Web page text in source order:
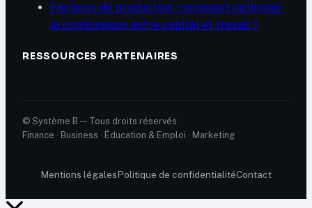
Facteurs de production : comment optimiser
la combinaison entre capital et travail ?
RESSOURCES PARTENAIRES
© Système B — Tous droits réservés
Finance · Business · Éducation & Emploi · Marketing
Mentions légalesPolitique de confidentialitéContact